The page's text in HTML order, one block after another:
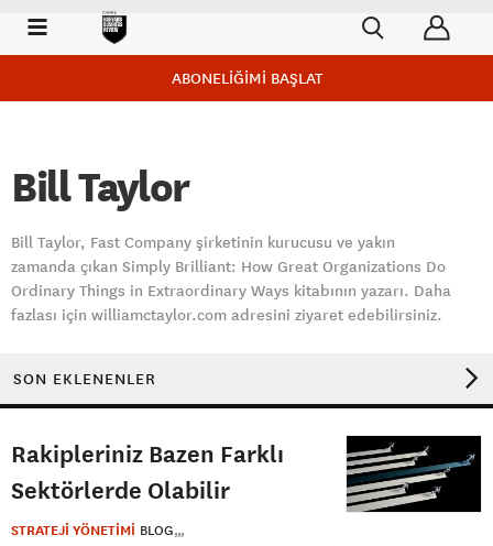
ABONELİĞİMİ BAŞLAT
Bill Taylor
Bill Taylor, Fast Company şirketinin kurucusu ve yakın
zamanda çıkan Simply Brilliant: How Great Organizations Do
Ordinary Things in Extraordinary Ways kitabının yazarı. Daha
fazlası için williamctaylor.com adresini ziyaret edebilirsiniz.
SON EKLENENLER
Rakipleriniz Bazen Farklı
Sektörlerde Olabilir
STRATEJİ YÖNETİMİ BLOG